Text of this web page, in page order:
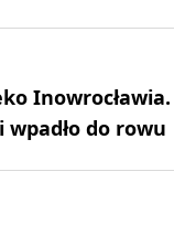
Inowrocławia.
wpadło do rowu